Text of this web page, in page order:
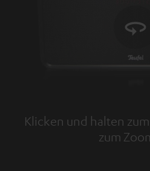
Klicken und halten
zum
Tap to